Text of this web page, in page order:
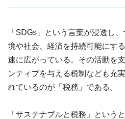
「SDGs」という言葉が浸透し
境や社会、経済を持続可能にす
速に広がっている。その活動を
ンティブを与える税制なども充
れているのが「税務」である。
「サステナブルと税務」という